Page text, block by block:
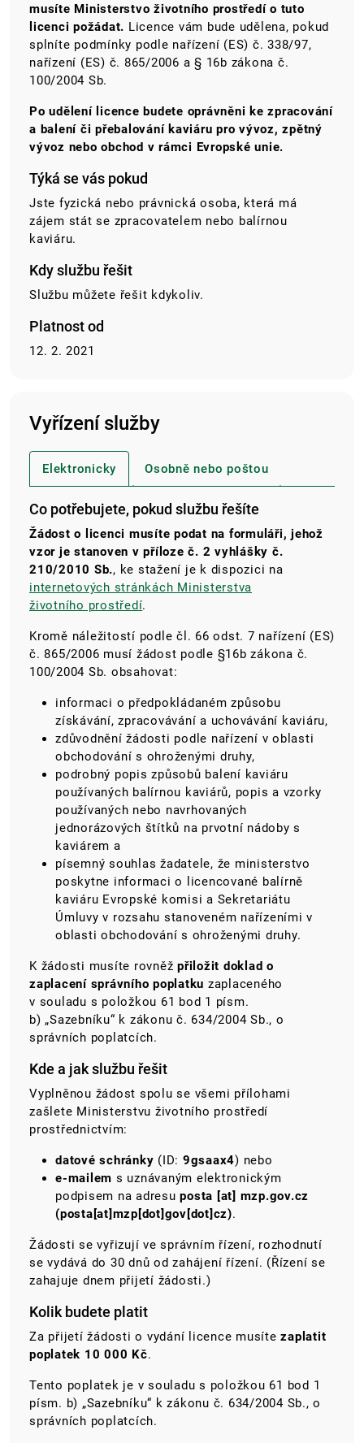
musíte Ministerstvo životního prostředí o tuto
licenci požádat. Licence vám bude udělena, pokud
splníte podmínky podle nařízení (ES) č. 338/97,
nařízení (ES) č. 865/2006 a § 16b zákona č.
100/2004 Sb.
Po udělení licence budete oprávněni ke zpracování
a balení či přebalování kaviáru pro vývoz, zpětný
vývoz nebo obchod v rámci Evropské unie.
Týká se vás pokud
Jste fyzická nebo právnická osoba, která má
zájem stát se zpracovatelem nebo balírnou
kaviáru.
Kdy službu řešit
Službu můžete řešit kdykoliv.
Platnost od
12. 2. 2021
Vyřízení služby
Elektronicky Osobně nebo poštou
Co potřebujete, pokud službu řešíte
Žádost o licenci musíte podat na formuláři, jehož
vzor je stanoven v příloze č. 2 vyhlášky č.
210/2010 Sb., ke stažení je k dispozici na
internetových stránkách Ministerstva
životního prostředí.
Kromě náležitostí podle čl. 66 odst. 7 nařízení (ES)
č. 865/2006 musí žádost podle §16b zákona č.
100/2004 Sb. obsahovat:
informaci o předpokládaném způsobu
získávání, zpracovávání a uchovávání kaviáru,
zdůvodnění žádosti podle nařízení v oblasti
obchodování s ohroženými druhy,
podrobný popis způsobů balení kaviáru
používaných balírnou kaviárů, popis a vzorky
používaných nebo navrhovaných
jednorázových štítků na prvotní nádoby s
kaviárem a
písemný souhlas žadatele, že ministerstvo
poskytne informaci o licencované balírně
kaviáru Evropské komisi a Sekretariátu
Úmluvy v rozsahu stanoveném nařízeními v
oblasti obchodování s ohroženými druhy.
K žádosti musíte rovněž přiložit doklad o
zaplacení správního poplatku zaplaceného
v souladu s položkou 61 bod 1 písm.
b) „Sazebníku“ k zákonu č. 634/2004 Sb., o
správních poplatcích.
Kde a jak službu řešit
Vyplněnou žádost spolu se všemi přílohami
zašlete Ministerstvu životního prostředí
prostřednictvím:
datové schránky (ID: 9gsaax4) nebo
e-mailem s uznávaným elektronickým
podpisem na adresuposta [at] mzp.gov.cz
(posta[at]mzp[dot]gov[dot]cz).
Žádosti se vyřizují ve správním řízení, rozhodnutí
se vydává do 30 dnů od zahájení řízení. (Řízení se
zahajuje dnem přijetí žádosti.)
Kolik budete platit
Za přijetí žádosti o vydání licence musítezaplatit
poplatek 10 000 Kč.
Tento poplatek je v souladu s položkou 61 bod 1
písm. b) „Sazebníku“ k zákonu č. 634/2004 Sb., o
správních poplatcích.